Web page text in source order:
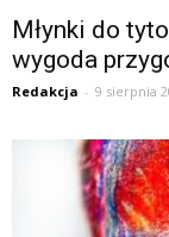
Młynki do
wygoda
Redakcja - 9 sierpnia